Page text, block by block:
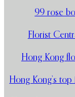
99 rose
Florist
Hong Kong
Hong Kong’s top